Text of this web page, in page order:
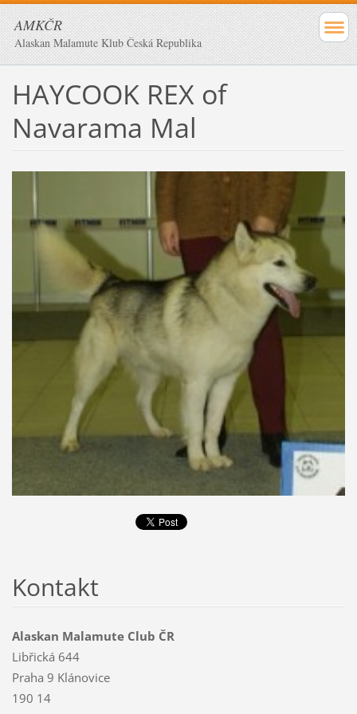
AMKČR
Alaskan Malamute Klub Česká Republika
HAYCOOK REX of
Navarama Mal
Kontakt
Alaskan Malamute Club ČR
Libřická 644
Praha 9 Klánovice
190 14